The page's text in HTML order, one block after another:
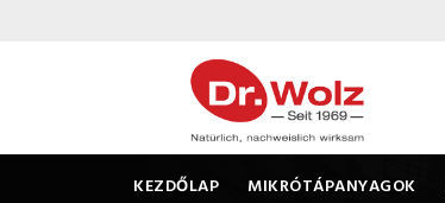
KEZDŐLAP MIKRÓTÁPANYAGOK